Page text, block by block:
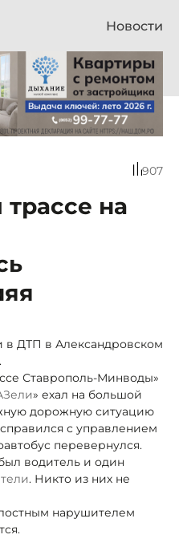
Новости
907
на
в ДТП в Александровском
Ставрополь-Минводы»
» ехал на большой
дорожную ситуацию
с управлением
перевернулся.
водитель и один
. Никто из них не
нарушителем